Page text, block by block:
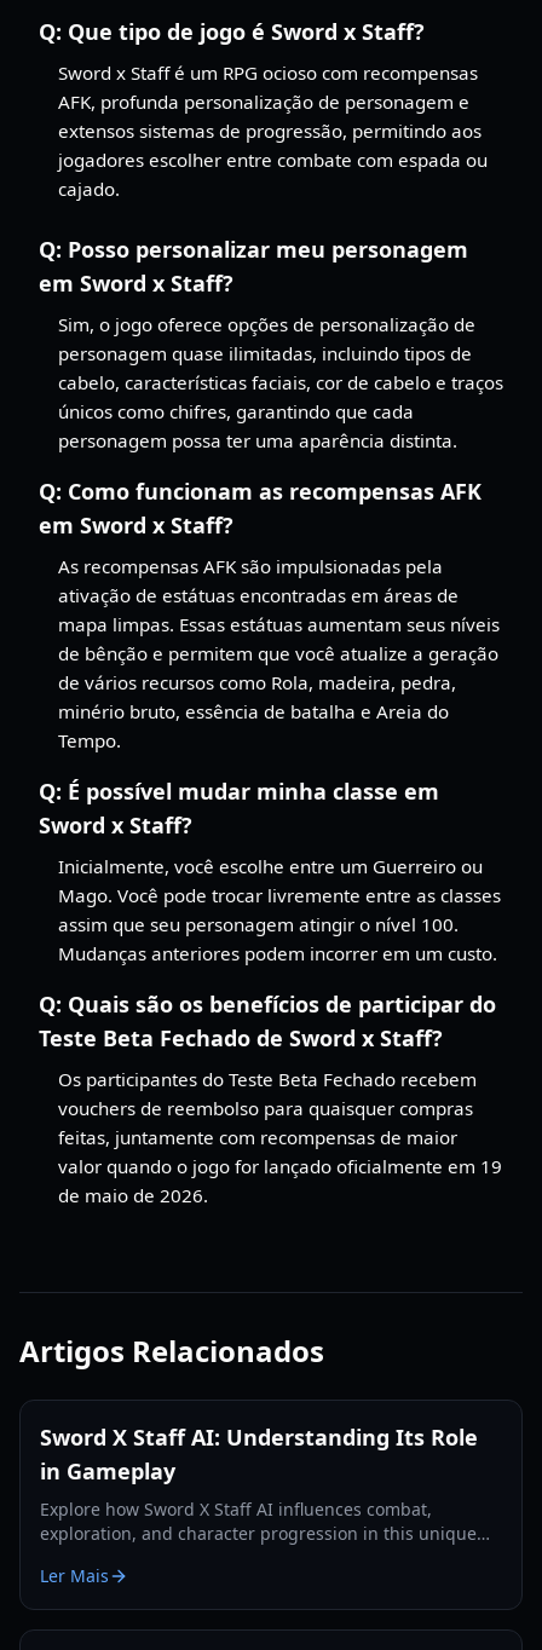
Q: Que tipo de jogo é Sword x Staff?
Sword x Staff é um RPG ocioso com recompensas
AFK, profunda personalização de personagem e
extensos sistemas de progressão, permitindo aos
jogadores escolher entre combate com espada ou
cajado.
Q: Posso personalizar meu personagem
em Sword x Staff?
Sim, o jogo oferece opções de personalização de
personagem quase ilimitadas, incluindo tipos de
cabelo, características faciais, cor de cabelo e traços
únicos como chifres, garantindo que cada
personagem possa ter uma aparência distinta.
Q: Como funcionam as recompensas AFK
em Sword x Staff?
As recompensas AFK são impulsionadas pela
ativação de estátuas encontradas em áreas de
mapa limpas. Essas estátuas aumentam seus níveis
de bênção e permitem que você atualize a geração
de vários recursos como Rola, madeira, pedra,
minério bruto, essência de batalha e Areia do
Tempo.
Q: É possível mudar minha classe em
Sword x Staff?
Inicialmente, você escolhe entre um Guerreiro ou
Mago. Você pode trocar livremente entre as classes
assim que seu personagem atingir o nível 100.
Mudanças anteriores podem incorrer em um custo.
Q: Quais são os benefícios de participar do
Teste Beta Fechado de Sword x Staff?
Os participantes do Teste Beta Fechado recebem
vouchers de reembolso para quaisquer compras
feitas, juntamente com recompensas de maior
valor quando o jogo for lançado oficialmente em 19
de maio de 2026.
Artigos Relacionados
Sword X Staff AI: Understanding Its Role
in Gameplay
Explore how Sword X Staff AI influences combat,
exploration, and character progression in this unique
Ler Mais